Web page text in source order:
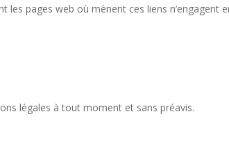
pages web où mènent ces liens n’engagent
légales à tout moment et sans préavis.